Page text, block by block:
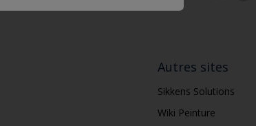
Autres sites
Sikkens Solutions
Wiki Peinture